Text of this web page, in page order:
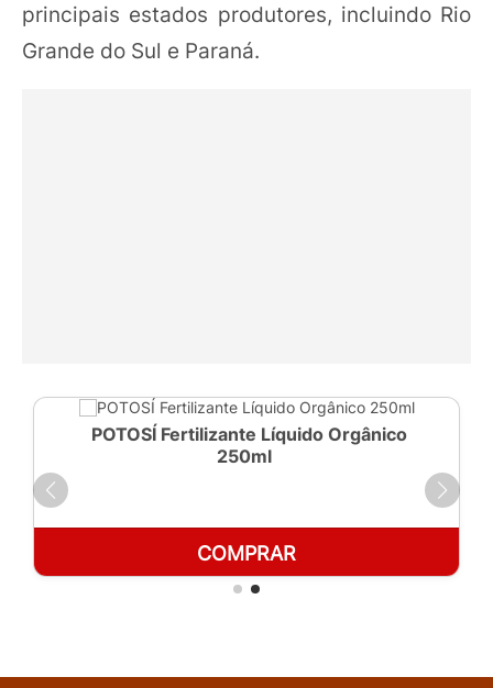
principais estados produtores, incluindo Rio
Grande do Sul e Paraná.
POTOSÍ Fertilizante Líquido Orgânico
250ml
COMPRAR